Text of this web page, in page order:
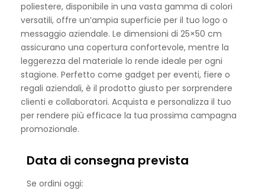
poliestere, disponibile in una vasta gamma di colori
versatili, offre un’ampia superficie per il tuo logo o
messaggio aziendale. Le dimensioni di 25×50 cm
assicurano una copertura confortevole, mentre la
leggerezza del materiale lo rende ideale per ogni
stagione. Perfetto come gadget per eventi, fiere o
regali aziendali, è il prodotto giusto per sorprendere
clienti e collaboratori. Acquista e personalizza il tuo
per rendere più efficace la tua prossima campagna
promozionale.
Data di consegna prevista
Se ordini oggi: